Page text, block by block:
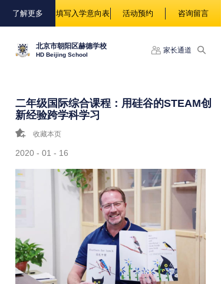
了解更多 填写入学意向表 活动预约 咨询留言
北京市朝阳区赫德学校
HD Beijing School
家长通道
二年级国际综合课程：用硅谷的STEAM创
新经验跨学科学习
收藏本页
2020 - 01 - 16